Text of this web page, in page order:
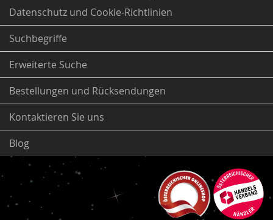
Datenschutz und Cookie-Richtlinien
Suchbegriffe
Erweiterte Suche
Bestellungen und Rücksendungen
Kontaktieren Sie uns
Blog